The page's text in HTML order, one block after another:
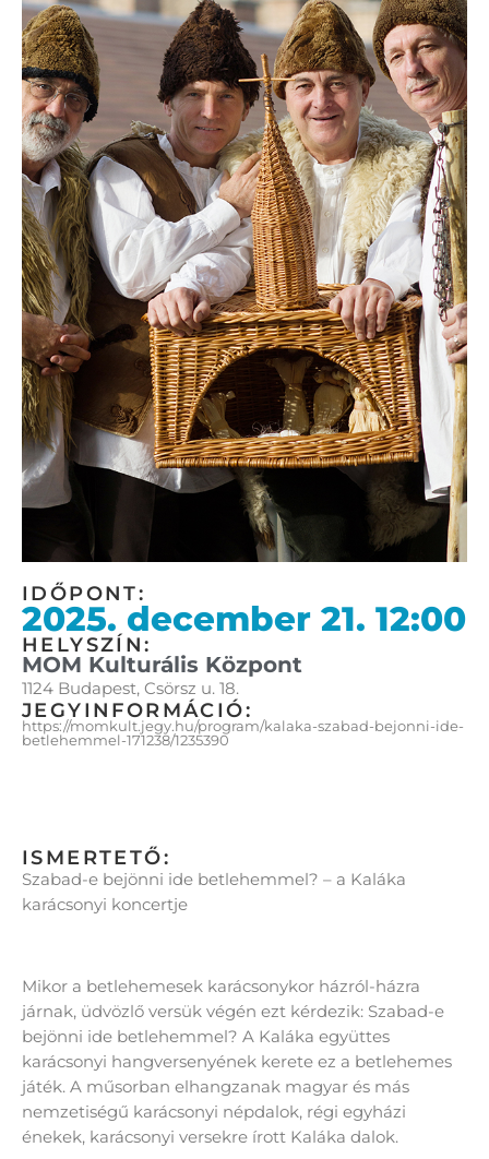
IDŐPONT:
2025. december 21. 12:00
HELYSZÍN:
MOM Kulturális Központ
1124 Budapest, Csörsz u. 18.
JEGYINFORMÁCIÓ:
https://momkult.jegy.hu/program/kalaka-szabad-bejonni-ide-
betlehemmel-171238/1235390
ISMERTETŐ:
Szabad-e bejönni ide betlehemmel? – a Kaláka
karácsonyi koncertje
Mikor a betlehemesek karácsonykor házról-házra
járnak, üdvözlő versük végén ezt kérdezik: Szabad-e
bejönni ide betlehemmel? A Kaláka együttes
karácsonyi hangversenyének kerete ez a betlehemes
játék. A műsorban elhangzanak magyar és más
nemzetiségű karácsonyi népdalok, régi egyházi
énekek, karácsonyi versekre írott Kaláka dalok.